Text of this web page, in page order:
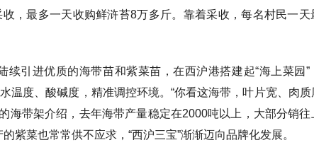
，最多一天收购鲜浒苔8万多斤。靠着采收，每名村民一天
续引进优质的海带苗和紫菜苗，在西沪港搭建起“海上菜园”
温度、酸碱度，精准调控环境。“你看这海带，叶片宽、肉
海带架介绍，去年海带产量稳定在2000吨以上，大部分销往
紫菜也常常供不应求，“西沪三宝”渐渐迈向品牌化发展。